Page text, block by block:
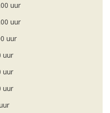
uur
uur
uur
uur
uur
uur